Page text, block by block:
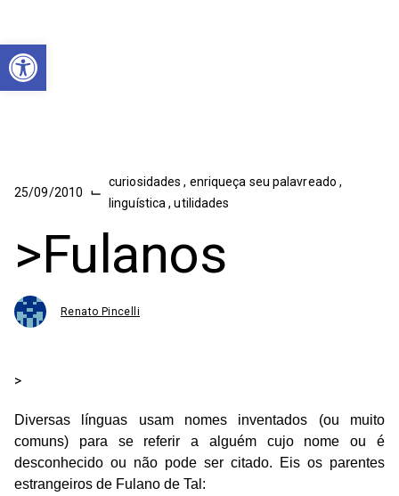
Abrir a barra de ferramentas
25/09/2010 ⌙
curiosidades, enriqueça seu palavreado,
linguística,utilidades
>Fulanos
Renato Pincelli
>
Diversas línguas usam nomes inventados (ou muito
comuns) para se referir a alguém cujo nome ou é
desconhecido ou não pode ser citado. Eis os parentes
estrangeiros de Fulano de Tal: